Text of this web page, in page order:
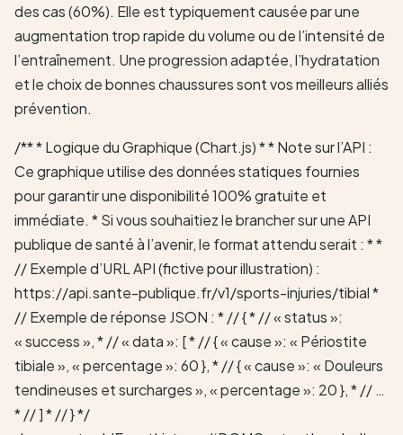
des cas (60%). Elle est typiquement causée par une
augmentation trop rapide du volume ou de l’intensité de
l’entraînement. Une progression adaptée, l’hydratation
et le choix de bonnes chaussures sont vos meilleurs alliés
prévention.
/** * Logique du Graphique (Chart.js) * * Note sur l’API :
Ce graphique utilise des données statiques fournies
pour garantir une disponibilité 100% gratuite et
immédiate. * Si vous souhaitiez le brancher sur une API
publique de santé à l’avenir, le format attendu serait : * *
// Exemple d’URL API (fictive pour illustration) :
https://api.sante-publique.fr/v1/sports-injuries/tibial *
// Exemple de réponse JSON : * // { * // « status »:
« success », * // « data »: [ * // { « cause »: « Périostite
tibiale », « percentage »: 60 }, * // { « cause »: « Douleurs
tendineuses et surcharges », « percentage »: 20 }, * // …
* // ] * // } */